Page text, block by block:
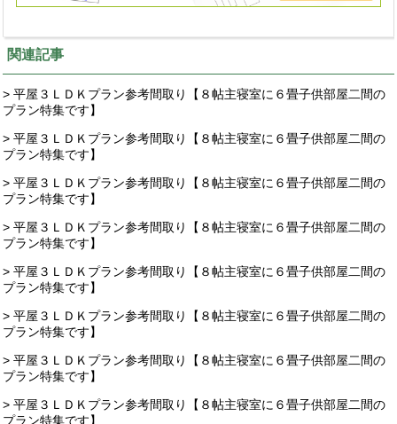
関連記事
> 平屋３ＬＤＫプラン参考間取り【８帖主寝室に６畳子供部屋二間の
プラン特集です】
> 平屋３ＬＤＫプラン参考間取り【８帖主寝室に６畳子供部屋二間の
プラン特集です】
> 平屋３ＬＤＫプラン参考間取り【８帖主寝室に６畳子供部屋二間の
プラン特集です】
> 平屋３ＬＤＫプラン参考間取り【８帖主寝室に６畳子供部屋二間の
プラン特集です】
> 平屋３ＬＤＫプラン参考間取り【８帖主寝室に６畳子供部屋二間の
プラン特集です】
> 平屋３ＬＤＫプラン参考間取り【８帖主寝室に６畳子供部屋二間の
プラン特集です】
> 平屋３ＬＤＫプラン参考間取り【８帖主寝室に６畳子供部屋二間の
プラン特集です】
> 平屋３ＬＤＫプラン参考間取り【８帖主寝室に６畳子供部屋二間の
プラン特集です】